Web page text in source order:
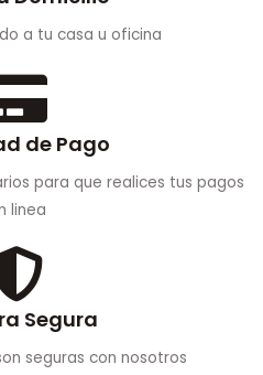
a tu casa u oficina
de Pago
para que realices tus pagos
linea
Segura
seguras con nosotros